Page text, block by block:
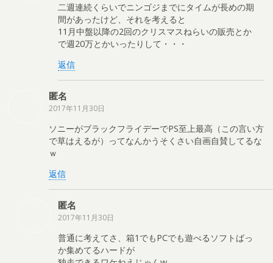
二週連続くらいでニンゴジまでにタイムが長めの期
間があったけど、それを考えると
11月中盤以降の2回のクリスマスねらいの販売とか
で週20万とかいったりして・・・
返信
匿名
2017年11月30日
ソニーがブラックフライデーでPS至上最高（この言い方
で草はえるが）ってなんかうそくさい自画自賛してるな
ｗ
返信
匿名
2017年11月30日
普通に考えてさ、箱1でもPCでも遊べるソフトばっ
か集めてるハードが